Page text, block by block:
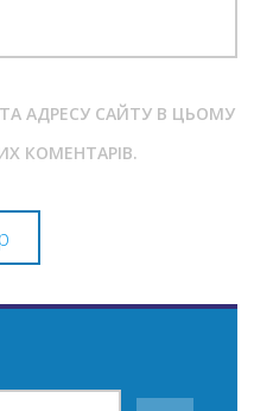
ТА АДРЕСУ САЙТУ В ЦЬОМУ
КОМЕНТАРІВ.